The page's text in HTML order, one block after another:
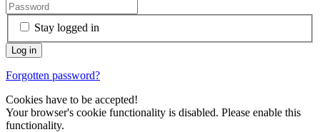
Stay logged in
Forgotten password?
Cookies have to be accepted!
Your browser's cookie functionality is disabled. Please enable this
functionality.